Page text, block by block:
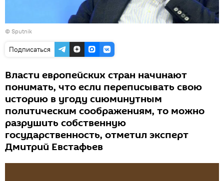
© Sputnik
Подписаться
Власти европейских стран начинают
понимать, что если переписывать свою
историю в угоду сиюминутным
политическим соображениям, то можно
разрушить собственную
государственность, отметил эксперт
Дмитрий Евстафьев